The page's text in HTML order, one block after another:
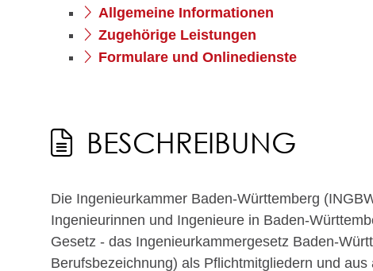
Allgemeine Informationen
Zugehörige Leistungen
Formulare und Onlinedienste
BESCHREIBUNG
Die Ingenieurkammer Baden-Württemberg
Ingenieurinnen und Ingenieure in Baden-
Gesetz - das Ingenieurkammergesetz Baden-
Berufsbezeichnung) als Pflichtmitgliedern und